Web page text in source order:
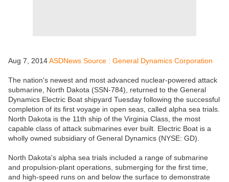
Aug 7, 2014ASDNews Source : General Dynamics Corporation
The nation's newest and most advanced nuclear-powered attack
submarine, North Dakota (SSN-784), returned to the General
Dynamics Electric Boat shipyard Tuesday following the successful
completion of its first voyage in open seas, called alpha sea trials.
North Dakota is the 11th ship of the Virginia Class, the most
capable class of attack submarines ever built. Electric Boat is a
wholly owned subsidiary of General Dynamics (NYSE: GD).
North Dakota's alpha sea trials included a range of submarine
and propulsion-plant operations, submerging for the first time,
and high-speed runs on and below the surface to demonstrate